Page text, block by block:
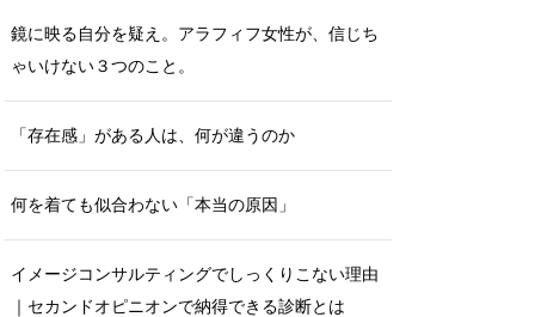
鏡に映る自分を疑え。アラフィフ女性が、信じち
ゃいけない３つのこと。
「存在感」がある人は、何が違うのか
何を着ても似合わない「本当の原因」
イメージコンサルティングでしっくりこない理由
｜セカンドオピニオンで納得できる診断とは